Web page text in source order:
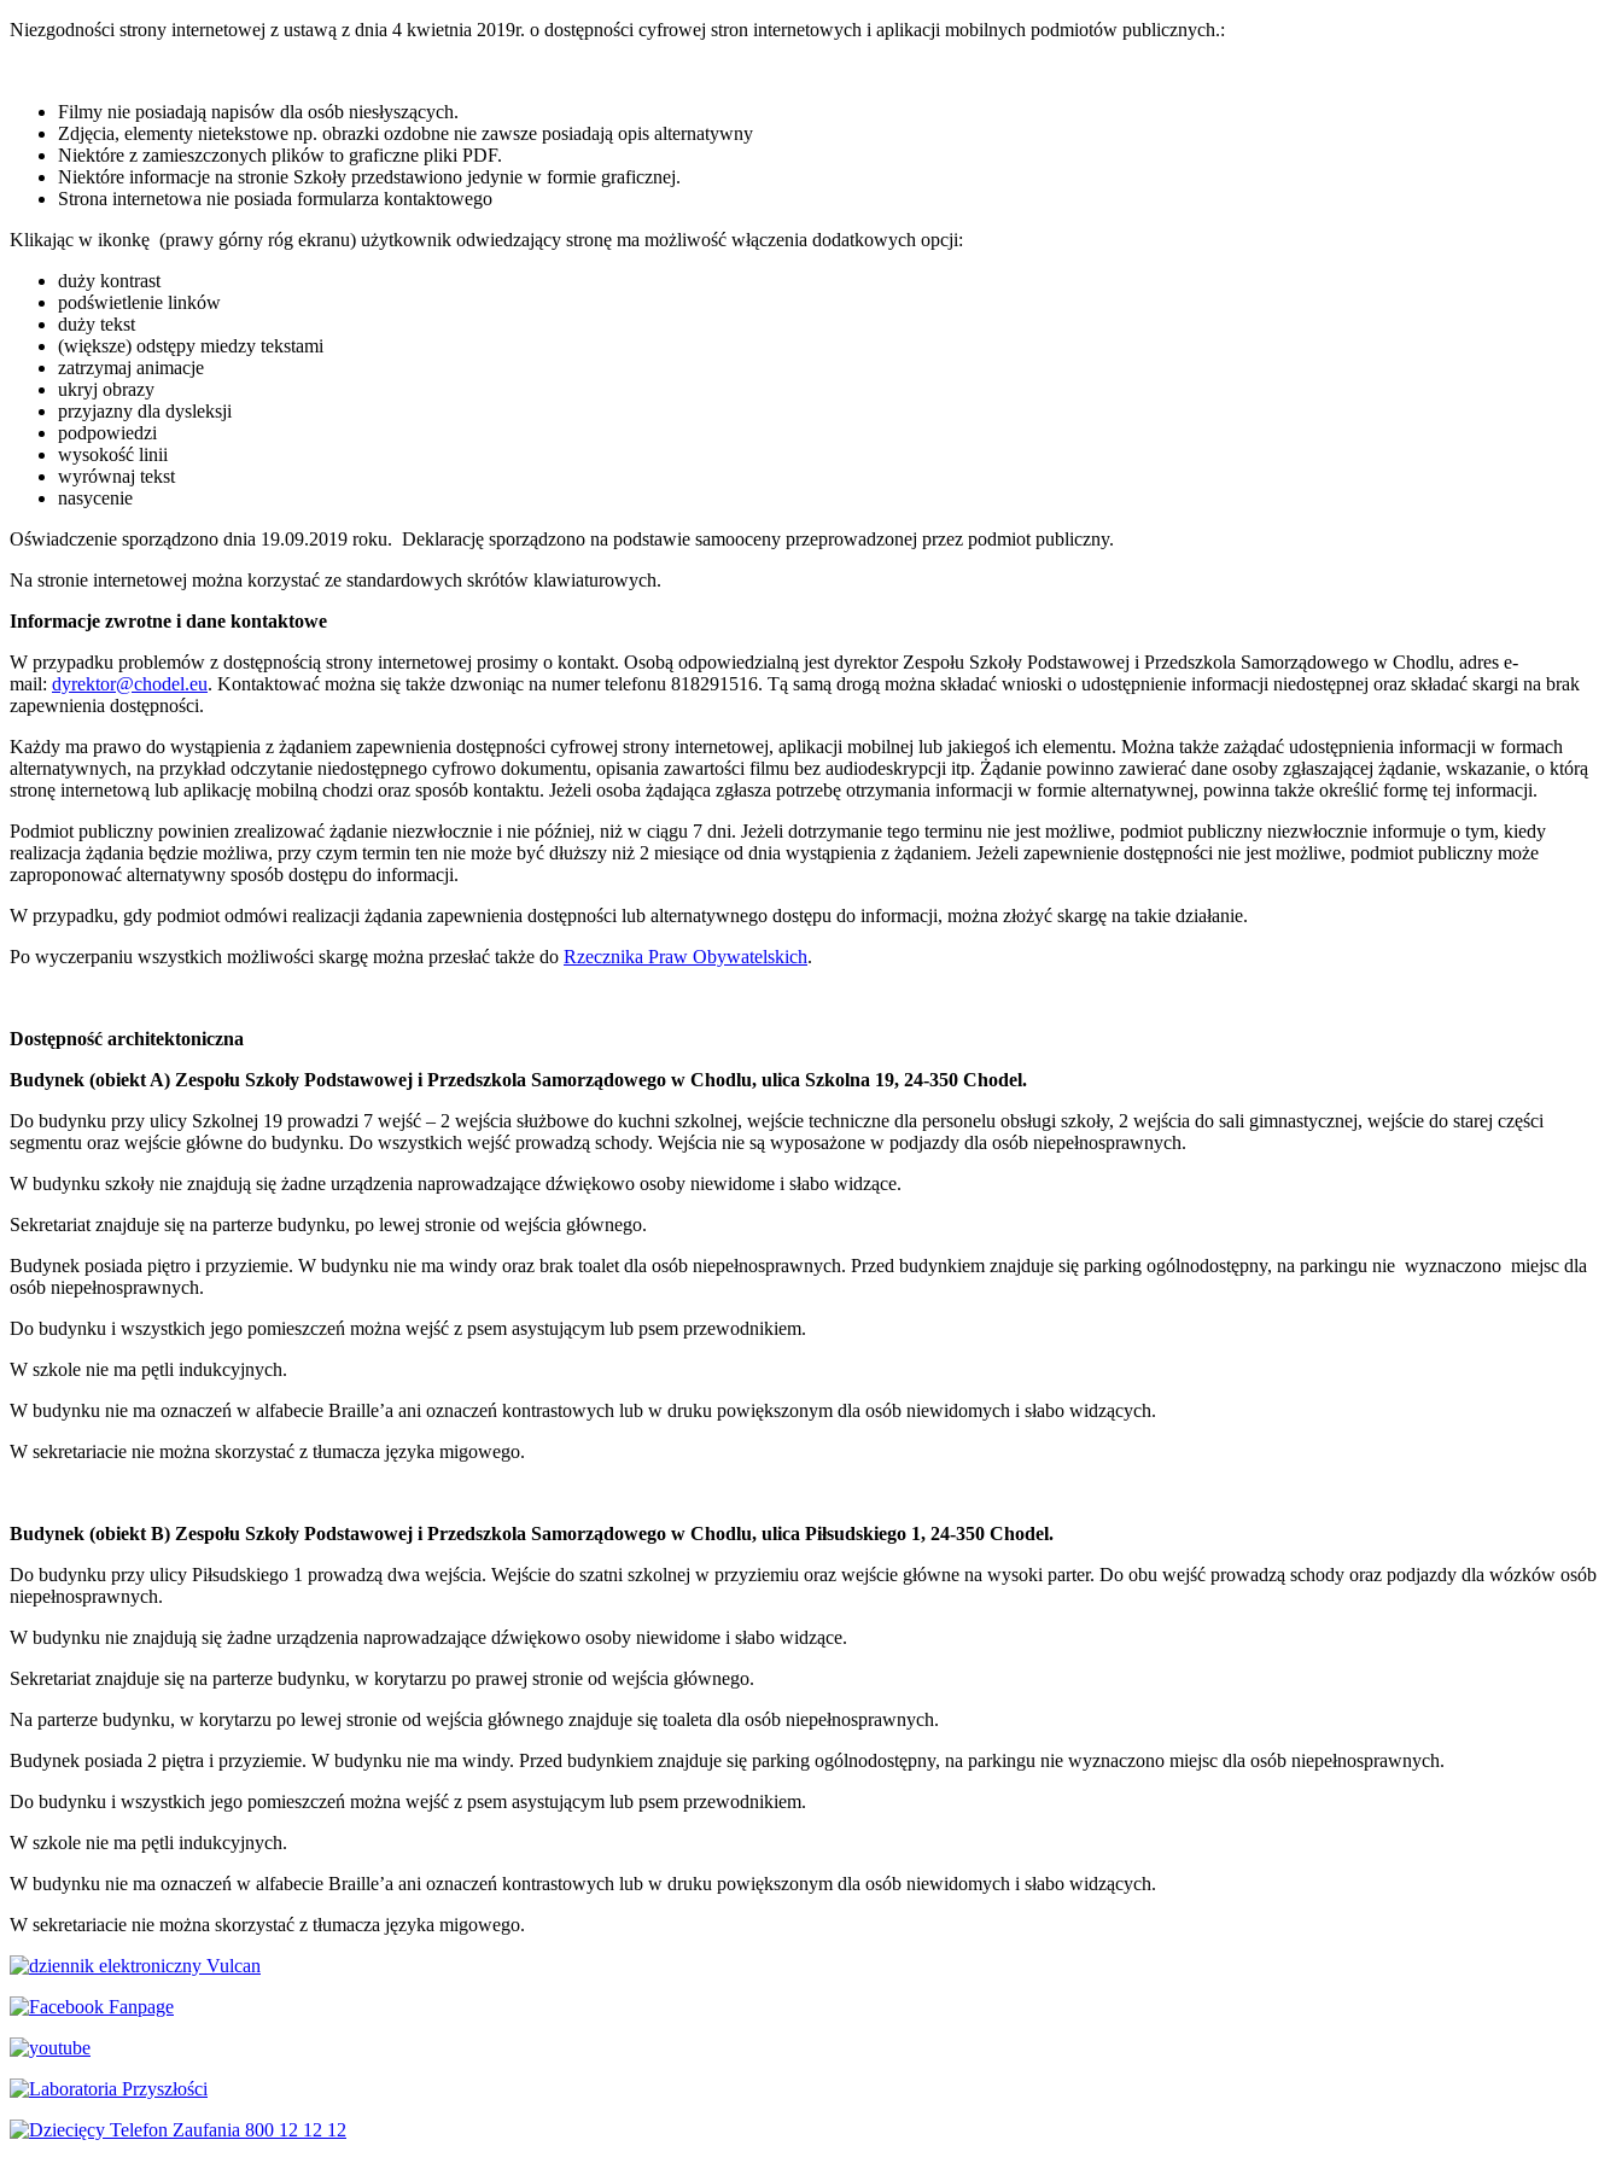
Niezgodności strony internetowej z ustawą z dnia 4 kwietnia 2019r. o dostępności cyfrowej stron internetowych i aplikacji mobilnych podmiotów publicznych.:
Filmy nie posiadają napisów dla osób niesłyszących.
Zdjęcia, elementy nietekstowe np. obrazki ozdobne nie zawsze posiadają opis alternatywny
Niektóre z zamieszczonych plików to graficzne pliki PDF.
Niektóre informacje na stronie Szkoły przedstawiono jedynie w formie graficznej.
Strona internetowa nie posiada formularza kontaktowego
Klikając w ikonkę (prawy górny róg ekranu) użytkownik odwiedzający stronę ma możliwość włączenia dodatkowych opcji:
duży kontrast
podświetlenie linków
duży tekst
(większe) odstępy miedzy tekstami
zatrzymaj animacje
ukryj obrazy
przyjazny dla dysleksji
podpowiedzi
wysokość linii
wyrównaj tekst
nasycenie
Oświadczenie sporządzono dnia 19.09.2019 roku. Deklarację sporządzono na podstawie samooceny przeprowadzonej przez podmiot publiczny.
Na stronie internetowej można korzystać ze standardowych skrótów klawiaturowych.
Informacje zwrotne i dane kontaktowe
W przypadku problemów z dostępnością strony internetowej prosimy o kontakt. Osobą odpowiedzialną jest dyrektor Zespołu Szkoły Podstawowej i Przedszkola Samorządowego w Chodlu, adres e-
mail: dyrektor@chodel.eu. Kontaktować można się także dzwoniąc na numer telefonu 818291516. Tą samą drogą można składać wnioski o udostępnienie informacji niedostępnej oraz składać skargi na brak
zapewnienia dostępności.
Każdy ma prawo do wystąpienia z żądaniem zapewnienia dostępności cyfrowej strony internetowej, aplikacji mobilnej lub jakiegoś ich elementu. Można także zażądać udostępnienia informacji w formach
alternatywnych, na przykład odczytanie niedostępnego cyfrowo dokumentu, opisania zawartości filmu bez audiodeskrypcji itp. Żądanie powinno zawierać dane osoby zgłaszającej żądanie, wskazanie, o którą
stronę internetową lub aplikację mobilną chodzi oraz sposób kontaktu. Jeżeli osoba żądająca zgłasza potrzebę otrzymania informacji w formie alternatywnej, powinna także określić formę tej informacji.
Podmiot publiczny powinien zrealizować żądanie niezwłocznie i nie później, niż w ciągu 7 dni. Jeżeli dotrzymanie tego terminu nie jest możliwe, podmiot publiczny niezwłocznie informuje o tym, kiedy
realizacja żądania będzie możliwa, przy czym termin ten nie może być dłuższy niż 2 miesiące od dnia wystąpienia z żądaniem. Jeżeli zapewnienie dostępności nie jest możliwe, podmiot publiczny może
zaproponować alternatywny sposób dostępu do informacji.
W przypadku, gdy podmiot odmówi realizacji żądania zapewnienia dostępności lub alternatywnego dostępu do informacji, można złożyć skargę na takie działanie.
Po wyczerpaniu wszystkich możliwości skargę można przesłać także do Rzecznika Praw Obywatelskich.
Dostępność architektoniczna
Budynek (obiekt A) Zespołu Szkoły Podstawowej i Przedszkola Samorządowego w Chodlu, ulica Szkolna 19, 24-350 Chodel.
Do budynku przy ulicy Szkolnej 19 prowadzi 7 wejść – 2 wejścia służbowe do kuchni szkolnej, wejście techniczne dla personelu obsługi szkoły, 2 wejścia do sali gimnastycznej, wejście do starej części
segmentu oraz wejście główne do budynku. Do wszystkich wejść prowadzą schody. Wejścia nie są wyposażone w podjazdy dla osób niepełnosprawnych.
W budynku szkoły nie znajdują się żadne urządzenia naprowadzające dźwiękowo osoby niewidome i słabo widzące.
Sekretariat znajduje się na parterze budynku, po lewej stronie od wejścia głównego.
Budynek posiada piętro i przyziemie. W budynku nie ma windy oraz brak toalet dla osób niepełnosprawnych. Przed budynkiem znajduje się parking ogólnodostępny, na parkingu nie wyznaczono miejsc dla
osób niepełnosprawnych.
Do budynku i wszystkich jego pomieszczeń można wejść z psem asystującym lub psem przewodnikiem.
W szkole nie ma pętli indukcyjnych.
W budynku nie ma oznaczeń w alfabecie Braille’a ani oznaczeń kontrastowych lub w druku powiększonym dla osób niewidomych i słabo widzących.
W sekretariacie nie można skorzystać z tłumacza języka migowego.
Budynek (obiekt B) Zespołu Szkoły Podstawowej i Przedszkola Samorządowego w Chodlu, ulica Piłsudskiego 1, 24-350 Chodel.
Do budynku przy ulicy Piłsudskiego 1 prowadzą dwa wejścia. Wejście do szatni szkolnej w przyziemiu oraz wejście główne na wysoki parter. Do obu wejść prowadzą schody oraz podjazdy dla wózków osób
niepełnosprawnych.
W budynku nie znajdują się żadne urządzenia naprowadzające dźwiękowo osoby niewidome i słabo widzące.
Sekretariat znajduje się na parterze budynku, w korytarzu po prawej stronie od wejścia głównego.
Na parterze budynku, w korytarzu po lewej stronie od wejścia głównego znajduje się toaleta dla osób niepełnosprawnych.
Budynek posiada 2 piętra i przyziemie. W budynku nie ma windy. Przed budynkiem znajduje się parking ogólnodostępny, na parkingu nie wyznaczono miejsc dla osób niepełnosprawnych.
Do budynku i wszystkich jego pomieszczeń można wejść z psem asystującym lub psem przewodnikiem.
W szkole nie ma pętli indukcyjnych.
W budynku nie ma oznaczeń w alfabecie Braille’a ani oznaczeń kontrastowych lub w druku powiększonym dla osób niewidomych i słabo widzących.
W sekretariacie nie można skorzystać z tłumacza języka migowego.